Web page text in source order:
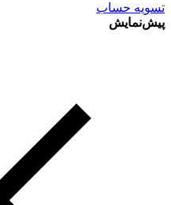
تسویه حساب
پیش‌نمایش